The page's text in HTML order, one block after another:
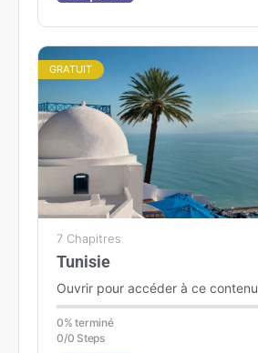
GRATUIT
7 Chapitres
Tunisie
Ouvrir pour accéder à ce contenu
0% terminé
0/0 Steps